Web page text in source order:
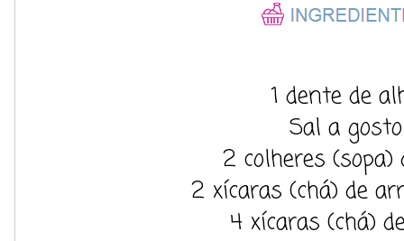
1 dente de
Sal a gosto
2 colheres (sopa)
2 xícaras (chá) de
4 xícaras (chá)